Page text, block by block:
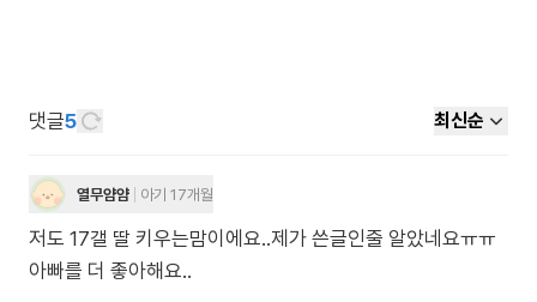
댓글5 최신순
열무얌얌 아기 17개월
저도 17갤 딸 키우는맘이에요..제가 쓴글인줄 알았네요ㅠㅠ
아빠를 더 좋아해요..